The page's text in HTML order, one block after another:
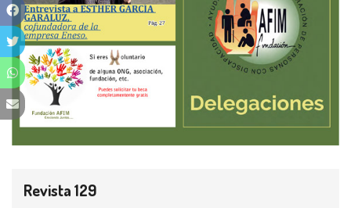
Revista 129